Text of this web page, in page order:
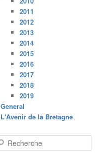
2011
2012
2013
2014
2015
2016
2017
2018
2019
General
L'Avenir de la Bretagne